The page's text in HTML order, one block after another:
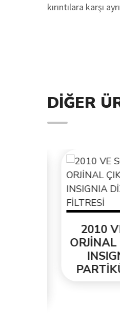
kırıntılara karşı
DIĞER
2010 VE
ORJİNAL